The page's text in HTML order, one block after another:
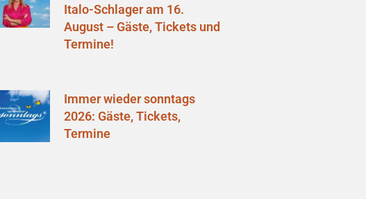
Italo-Schlager am 16.
August – Gäste, Tickets und
Termine!
Immer wieder sonntags
2026: Gäste, Tickets,
Termine